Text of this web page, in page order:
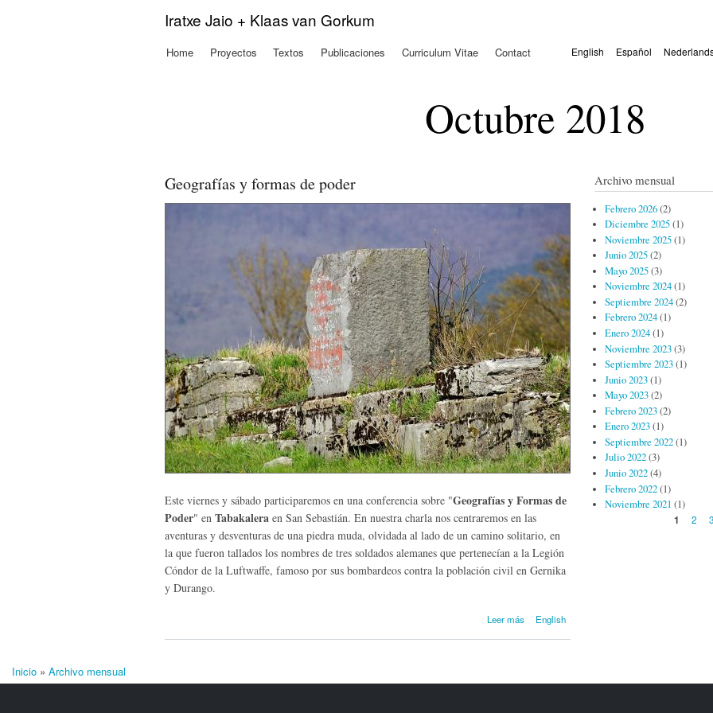
Iratxe Jaio + Klaas van Gorkum
Idiomas
English Español
Menú principal
Home Proyectos Textos Publicaciones Curriculum Vitae Contact
Octubre 2018
Geografías y formas de poder
Este viernes y sábado participaremos en una conferencia sobre "Geografías y Formas de
Poder" en Tabakalera en San Sebastián. En nuestra charla nos centraremos en las
aventuras y desventuras de una piedra muda, olvidada al lado de un camino solitario, en
la que fueron tallados los nombres de tres soldados alemanes que pertenecían a la Legión
Cóndor de la Luftwaffe, famoso por sus bombardeos contra la población civil en Gernika
y Durango.
Leer más
sobre
formas de
English
Archivo mensual
Febrero 2026(2)
Diciembre 2025(1)
Noviembre 2025(1)
Junio 2025(2)
Mayo 2025(3)
Noviembre 2024(1)
Septiembre 2024(2)
Febrero 2024(1)
Enero 2024(1)
Noviembre 2023(3)
Septiembre 2023(1)
Junio 2023(1)
Mayo 2023(2)
Febrero 2023(2)
Enero 2023(1)
Septiembre 2022(1)
Julio 2022(3)
Junio 2022(4)
Febrero 2022(1)
Noviembre 2021 (1)
1 2 3
Se encuentra usted aquí
Inicio » Archivo mensual